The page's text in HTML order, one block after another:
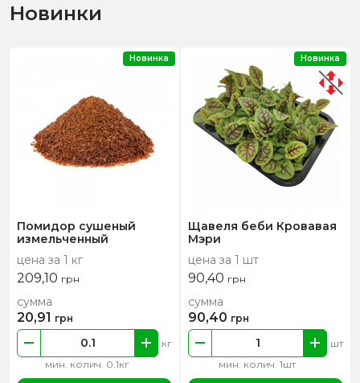
Новинки
Помидор сушеный
измельченный
цена за 1 кг
209,10 грн
мин. колич. 0.1кг
кг
сумма
20,91 грн
Новинка
Щавеля беби Кровавая
Мэри
цена за 1 шт
90,40 грн
мин. колич. 1шт
шт
сумма
90,40 грн
Новинка